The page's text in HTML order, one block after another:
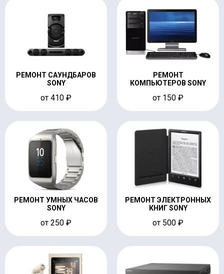
РЕМОНТ САУНДБАРОВ
SONY
от 410 ₽
РЕМОНТ
КОМПЬЮТЕРОВ SONY
от 150 ₽
РЕМОНТ УМНЫХ ЧАСОВ
SONY
от 250 ₽
РЕМОНТ ЭЛЕКТРОННЫХ
КНИГ SONY
от 500 ₽